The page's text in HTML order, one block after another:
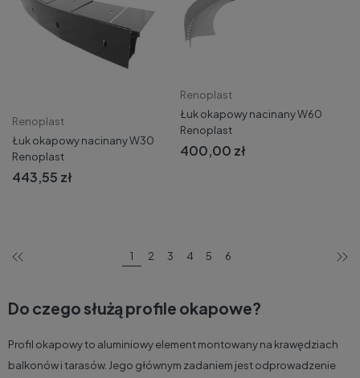
Renoplast
Łuk okapowy nacinany W30
Renoplast
443,55 zł
Renoplast
Łuk okapowy nacinany W60
Renoplast
400,00 zł
1 2 3 4 5 6
Do czego służą profile okapowe?
Profil okapowy to aluminiowy element montowany na krawędziach
balkonów i tarasów. Jego głównym zadaniem jest odprowadzenie